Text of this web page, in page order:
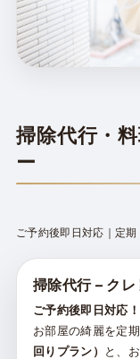
掃除代行・
ー
ご予約後即日対応｜定
掃除代行 – クレ
ご予約後即日対応！
お部屋の綺麗を定
回りプラン）
と、